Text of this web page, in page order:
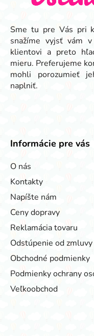
Sme tu pre Vás pri
snažíme vyjsť vám
klientovi a preto
mieru. Preferujeme
mohli porozumieť
naplniť.
Informácie pre vás
O nás
Kontakty
Napíšte nám
Ceny dopravy
Reklamácia tovaru
Odstúpenie od zmluvy
Obchodné podmienky
Podmienky ochrany
Veľkoobchod